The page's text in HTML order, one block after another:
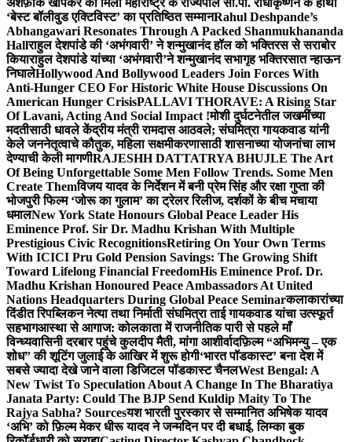
अशफ़ाक खोपेकर को मिला महाराष्ट्र के राज्यपाल सी.पी. राधाकृष्णन के हाथों
‘बेस्ट बॉलीवुड एक्टिविस्ट’ का प्रतिष्ठित सम्मानRahul Deshpande’s
Abhangawari Resonates Through A Packed Shanmukhananda
Hallराहुल देशपांडे की ‘अभंगवारी’ ने शन्मुखानंद हॉल को भक्तिरस से सराबोर
कियाराहुल देशपांडे यांच्या ‘अभंगवारी’ने शन्मुखानंद सभागृह भक्तिरसात न्हाऊन
निघालेHollywood And Bollywood Leaders Join Forces With
Anti-Hunger CEO For Historic White House Discussions On
American Hunger CrisisPALLAVI THORAVE: A Rising Star
Of Lavani, Acting And Social Impact !मोशी दुर्घटनेतील जखमींच्या
मदतीसाठी धावले केंद्रीय मंत्री रामदास आठवले; संघमित्रा गायकवाड यांनी
केले जननेतृत्वाचे कौतुक, महिला सक्षमीकरणासाठी शासनाच्या योजनांचा लाभ
देण्याची केली मागणीRAJESHH DATTATRYA BHUJLE The Art
Of Being Unforgettable Some Men Follow Trends. Some Men
Create Themविजय यादव के निर्देशन में बनी प्रेम सिंह और रक्षा गुप्ता की
भोजपुरी फिल्म ‘जोरू का गुलाम’ का ट्रेलर रिलीज, दर्शकों के बीच मचाया
धमालNew York State Honours Global Peace Leader His
Eminence Prof. Sir Dr. Madhu Krishan With Multiple
Prestigious Civic RecognitionsRetiring On Your Own Terms
With ICICI Pru Gold Pension Savings: The Growing Shift
Toward Lifelong Financial FreedomHis Eminence Prof. Dr.
Madhu Krishan Honoured Peace Ambassadors At United
Nations Headquarters During Global Peace Seminarकलाकारांच्या
दिंडीत रिपब्लिकन नेत्या तथा निर्माती संघमित्रा ताई गायकवाड यांचा उत्स्फूर्त
सहभागआस्था से आगाज: कोलकाता में राजनीतिक पारी से पहले माँ
विन्ध्यवासिनी दरबार पहुंचे कुलदीप मैती, मांगा आशीर्वादफ़िल्म “अभिमन्यु – एक
शोध” की शूटिंग जुलाई के आखिर में शुरू होगी‘भारत पॉडकास्ट’ बना देश में
सबसे ज्यादा देखे जाने वाला डिजिटल पॉडकास्ट चैनलWest Bengal: A
New Twist To Speculation About A Change In The Bharatiya
Janata Party: Could The BJP Send Kuldip Maity To The
Rajya Sabha? Sourcesयश भारती पुरस्कार से सम्मानित अभिषेक यादव
‘अभि’ को फ़िल्म मेकर धीरू यादव ने जन्मदिन पर दी बधाई, लिम्का बुक